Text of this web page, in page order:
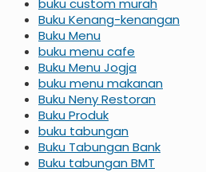
buku custom murah
Buku Kenang-kenangan
Buku Menu
buku menu cafe
Buku Menu Jogja
buku menu makanan
Buku Neny Restoran
Buku Produk
buku tabungan
Buku Tabungan Bank
Buku tabungan BMT